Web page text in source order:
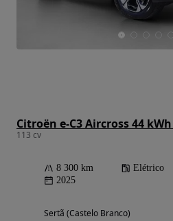
113 cv
8 300 km Elétrico
2025
Sertã (Castelo Branco)